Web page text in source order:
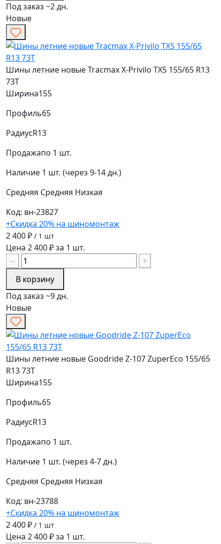
Под заказ ~2 дн.
Новые
Шины летние новые Tracmax X-Privilo TX5 155/65 R13
73T
Ширина155
Профиль65
РадиусR13
Продажапо 1 шт.
Наличие 1 шт. (через 9-14 дн.)
Средняя Средняя Низкая
Код: вн-23827
+Скидка 20% на шиномонтаж
2 400 ₽ / 1 шт
Цена 2 400 ₽ за 1 шт.
−
+
В корзину
Под заказ ~9 дн.
Новые
Шины летние новые Goodride Z-107 ZuperEco 155/65
R13 73T
Ширина155
Профиль65
РадиусR13
Продажапо 1 шт.
Наличие 1 шт. (через 4-7 дн.)
Средняя Средняя Низкая
Код: вн-23788
+Скидка 20% на шиномонтаж
2 400 ₽ / 1 шт
Цена 2 400 ₽ за 1 шт.